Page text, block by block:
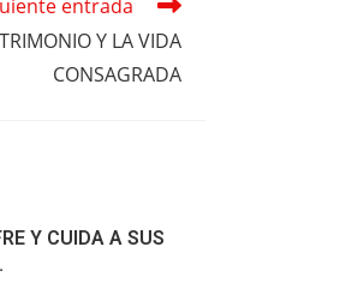
entrada
Y LA VIDA
CONSAGRADA
Y CUIDA A SUS